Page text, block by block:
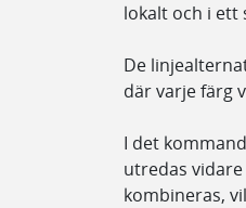
lokalt och i ett
De
där varje färg
I det
utredas
kombineras,